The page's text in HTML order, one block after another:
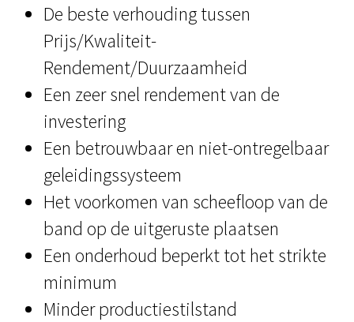
De beste verhouding tussen
Prijs/Kwaliteit-
Rendement/Duurzaamheid
Een zeer snel rendement van de
investering
Een betrouwbaar en niet-ontregelbaar
geleidingssysteem
Het voorkomen van scheefloop van de
band op de uitgeruste plaatsen
Een onderhoud beperkt tot het strikte
minimum
Minder productiestilstand